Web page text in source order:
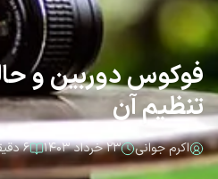
فوکوس دوربین و
تنظیم آن
اکرم جوانی ۲۳ خرداد ۱۴۰۳ ۶ دقیقه مطالعه